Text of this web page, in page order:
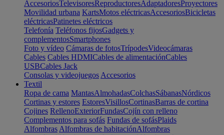
AccesoriosTelevisoresReproductoresAdaptadoresProyectores
Movilidad urbana KartsMotos eléctricasAccesoriosBicicletas
eléctricasPatinetes eléctricos
Telefonía Teléfonos fijosGadgets y
complementosSmartphones
Foto y vídeo Cámaras de fotosTrípodesVideocámaras
Cables Cables HDMICables de alimentaciónCables
USBCables Jack
Consolas y videojuegos Accesorios
Textil
Ropa de cama MantasAlmohadasColchasSábanasNórdicos
Cortinas y estores EstoresVisillosCortinasBarras de cortina
Cojines RellenoExteriorFundasCojín con relleno
Complementos para sofás Fundas de sofásPlaids
Alfombras Alfombras de habitaciónAlfombras